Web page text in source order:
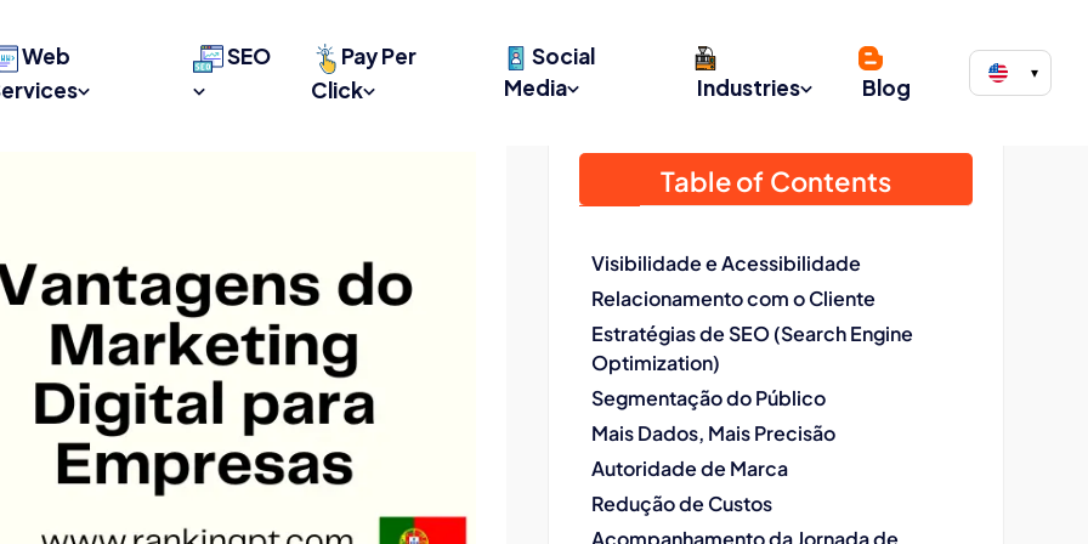
Web
SEO
Pay Per
Click
Social
Media
Industries Blog
▾
Table of Contents
Visibilidade e Acessibilidade
Relacionamento com o Cliente
Estratégias de SEO (Search Engine
Optimization)
Segmentação do Público
Mais Dados, Mais Precisão
Autoridade de Marca
Redução de Custos
Acompanhamento da Jornada de